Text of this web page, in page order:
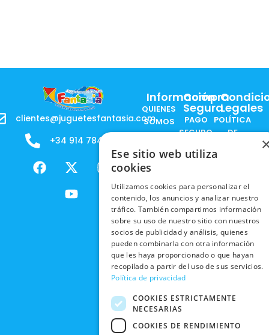
clientes@juguetesfantasia.com
+34 914 784 788
F
a
X
-
t
w
m
Y
o
u
t
Información
QUIENES
SOMOS
NUESTOS
PRODUCTOS
RESPONSABILIDAD
SOCIAL
TRABAJA
CON
NOSOTROS
NUESTRAS
TIENDAS
BLACK
FRIDAY
CONTACTO
Compra
Segura
PAGO
SEGURO
ENVÍOS
ENVÍOS
INTERNACIONALES
RECOGIDA
EN TIENDA
DEVOLUCIONES
Y CAMBIOS
CANCELAR
PEDIDO
Legales
POLÍTICA
DE
PRIVACIDAD
EN RRSS
POLÍTICA DE
PRIVACIDAD
CONDICIONES
DE COMPRA
Ese sitio web utiliza
cookies
Utilizamos cookies para personalizar el
contenido, los anuncios y analizar nuestro
tráfico. También compartimos información
sobre su uso de nuestro sitio con nuestros
socios de publicidad y análisis, quienes
pueden combinarla con otra información
que les haya proporcionado o que hayan
recopilado a partir del uso de sus servicios.
Política de privacidad
COOKIES ESTRICTAMENTE
NECESARIAS
COOKIES DE RENDIMIENTO